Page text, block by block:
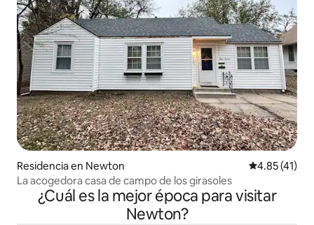
Residencia en Newton Calificación
4.85 (41)
La acogedora casa de campo de los girasoles
¿Cuál es la mejor época para visitar
Newton?